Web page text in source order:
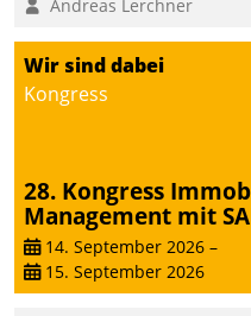
Andreas Lerchner
Wir sind dabei
Kongress
28. Kongress
Management mit
14. September 2026 –
15. September 2026